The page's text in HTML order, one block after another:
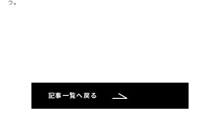
う。
記事一覧へ戻る